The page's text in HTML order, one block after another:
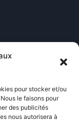
pour stocker et/ou
le faisons pour
des publicités
nous autorisera à